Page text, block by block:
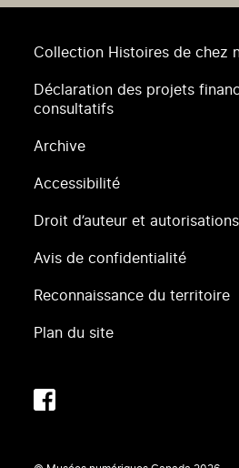
Collection Histoires de chez
Déclaration des projets
consultatifs
Archive
Accessibilité
Droit d’auteur et autorisations
Avis de confidentialité
Reconnaissance du territoire
Plan du site